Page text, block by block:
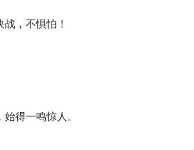
，不惧怕！
得一鸣惊人。